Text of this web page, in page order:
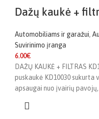
Dažų kaukė +
Automobiliams ir garažui,
Suvirinimo įranga
6.00€
DAŽŲ KAUKĖ + FILTRAS
puskaukė KD10030
apsaugai nuo įvairių